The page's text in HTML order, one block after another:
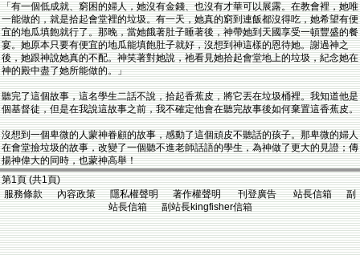
「有一個低成就、窮困的婦人，她沒有金錢、也沒有才華可以展露。在教會裡，她唯
一能做的，就是拾起會堂裡的垃圾。有一天，她真的窮到連飯都沒得吃，她希望有便
宜的地瓜填飽就行了。那晚，當她餓著肚子睡著後，神帶她到天國享受一頓豐盛的餐
宴。她原本只要有便宜的地瓜能填飽肚子就好，沒想到神這樣的恩待她。謝過神之
後，她跟神說她真的不配。神笑著對她說，祂看見她拾起會堂地上的垃圾，紀念她在
神的殿中盡了她所能做的。」
聽完了這個故事，這名學生二話不說，拾起香蕉皮，將它丟在垃圾桶裡。我知道他是
個基督徒，但是在我說這故事之前，我不確定他會在聽完故事後如何棄置這香蕉皮。
沒想到一個卑微的人蒙神眷顧的故事，感動了這個頑皮不聽話的孩子。那卑微的婦人
在會堂撿垃圾的故事，改變了一個聽不進老師話語的學生，為神做了更大的見證；傳
揚神偉大的同時，也蒙神高舉！
第1頁 (共1頁)
服務條款 內容政策 隱私權聲明 著作權聲明 刊登廣告 站長信箱 副
站長信箱 副站長kingfisher信箱